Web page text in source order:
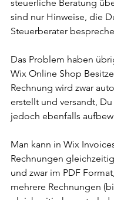
steuerliche Beratung
sind nur Hinweise, die
Steuerberater
Das Problem haben
Wix Online Shop
Rechnung wird zwar
erstellt und versandt,
jedoch ebenfalls
Man kann in Wix
Rechnungen
und zwar im PDF
mehrere Rechnungen